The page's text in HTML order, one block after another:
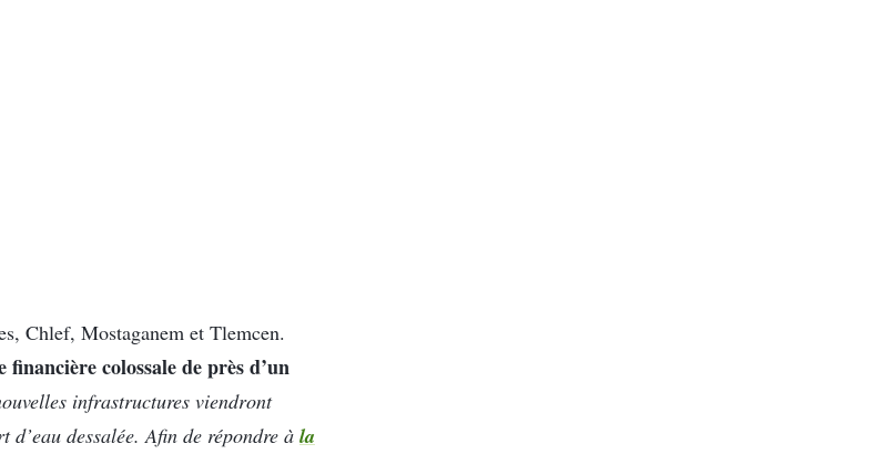
Chlef, Mostaganem et Tlemcen.
financière colossale de près d’un
infrastructures viendront
dessalée. Afin de répondre à la